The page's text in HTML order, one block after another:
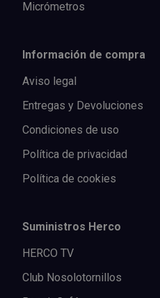
Micrómetros
Información de compra
Aviso legal
Entregas y Devoluciones
Condiciones de uso
Política de privacidad
Política de cookies
Suministros Herco
HERCO TV
Club Nosolotornillos